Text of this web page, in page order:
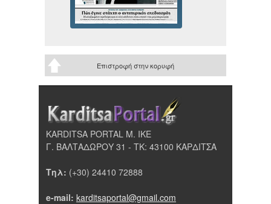
Επιστροφή στην κορυφή
KARDITSA PORTAL Μ. ΙΚΕ
Γ. ΒΑΛΤΑΔΩΡΟΥ 31 - ΤΚ: 43100 ΚΑΡΔΙΤΣΑ
Τηλ: (+30) 24410 72888
e-mail: karditsaportal@gmail.com